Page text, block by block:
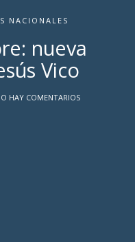
NACIONALES
nueva
Vico
HAY COMENTARIOS